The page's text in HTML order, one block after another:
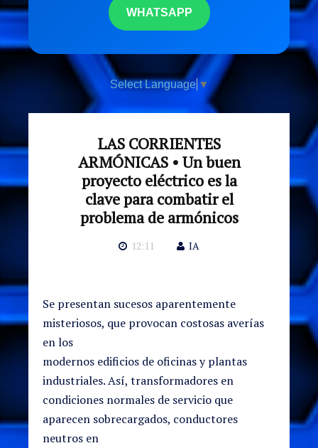
WHATSAPP
Select Language▼
LAS CORRIENTES
ARMÓNICAS • Un buen
proyecto eléctrico es la
clave para combatir el
problema de armónicos
12:11 IA
Se presentan sucesos aparentemente
misteriosos, que provocan costosas averías
en los
modernos edificios de oficinas y plantas
industriales. Así, transformadores en
condiciones normales de servicio que
aparecen sobrecargados, conductores
neutros en